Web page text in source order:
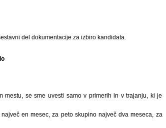
del dokumentacije za izbiro kandidata.
mestu, se sme uvesti samo v primerih in v trajanju, ki je
en mesec, za peto skupino največ dva meseca, za